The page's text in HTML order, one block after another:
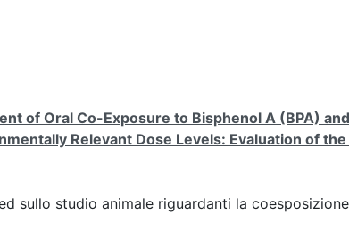
of Oral Co-Exposure to Bisphenol A (BPA)
Relevant Dose Levels: Evaluation of
sullo studio animale riguardanti la